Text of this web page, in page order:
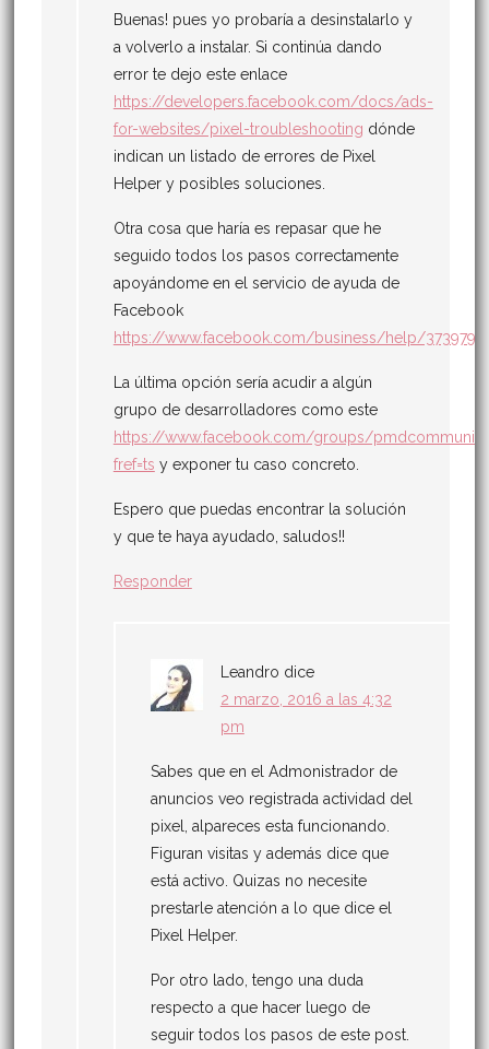
Buenas! pues yo probaría a desinstalarlo y
a volverlo a instalar. Si continúa dando
error te dejo este enlace
https://developers.facebook.com/docs/ads-
for-websites/pixel-troubleshooting dónde
indican un listado de errores de Pixel
Helper y posibles soluciones.
Otra cosa que haría es repasar que he
seguido todos los pasos correctamente
apoyándome en el servicio de ayuda de
Facebook
https://www.facebook.com/business/help/
La última opción sería acudir a algún
grupo de desarrolladores como este
https://www.facebook.com/groups/
fref=ts y exponer tu caso concreto.
Espero que puedas encontrar la solución
y que te haya ayudado, saludos!!
Responder
Leandro dice
2 marzo, 2016 a las 4:32
pm
Sabes que en el Admonistrador de
anuncios veo registrada actividad del
pixel, alpareces esta funcionando.
Figuran visitas y además dice que
está activo. Quizas no necesite
prestarle atención a lo que dice el
Pixel Helper.
Por otro lado, tengo una duda
respecto a que hacer luego de
seguir todos los pasos de este post.